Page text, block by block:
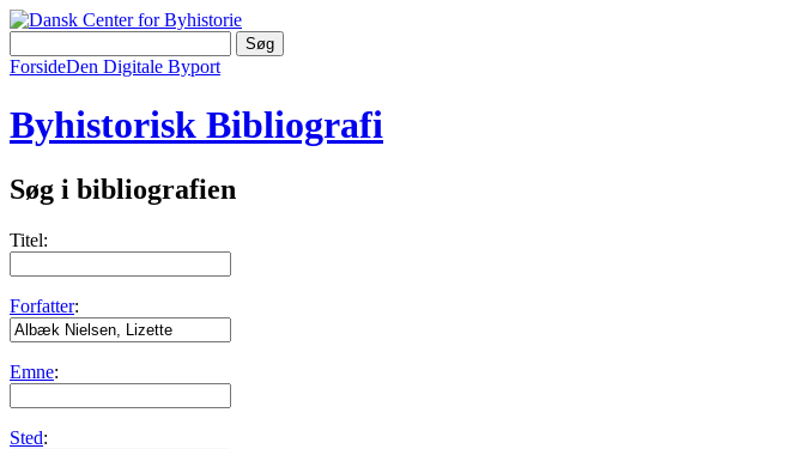
ForsideDen Digitale Byport
Byhistorisk Bibliografi
Søg i bibliografien
Titel:
Forfatter:
Emne:
Sted: